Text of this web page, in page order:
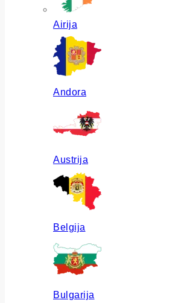
Airija
Andora
Austrija
Belgija
Bulgarija